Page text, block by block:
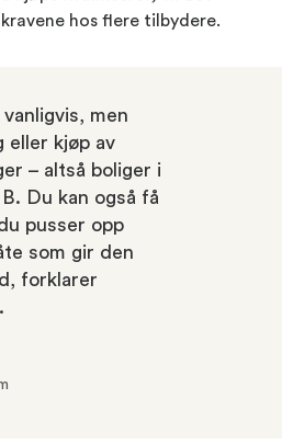
hos flere tilbydere.
men
eller kjøp av
– altså boliger i
Du kan også få
pusser opp
som gir den
forklarer